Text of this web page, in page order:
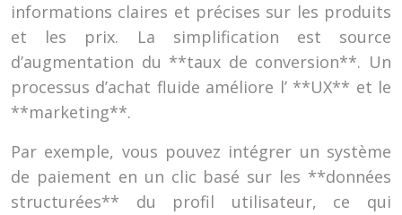
informations claires et précises sur les produits
et les prix. La simplification est source
d’augmentation du **taux de conversion**. Un
processus d’achat fluide améliore l’ **UX** et le
**marketing**.
Par exemple, vous pouvez intégrer un système
de paiement en un clic basé sur les **données
structurées** du profil utilisateur, ce qui